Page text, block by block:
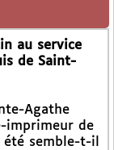
au service
de Saint-
Agathe
imprimeur de
été semble-t-il